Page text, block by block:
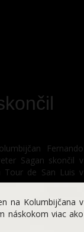
Fernando
Sagan skončil v
Tour de San Luis v
na Kolumbijčana v
náskokom viac ako